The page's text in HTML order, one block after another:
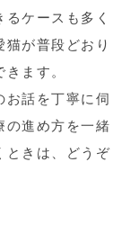
ケースも多く
猫が普段どおり
ます。
お話を丁寧に伺
の進め方を一緒
ときは、どうぞ